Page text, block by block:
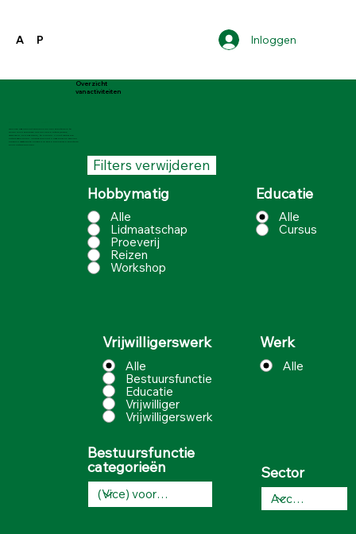
A P Inloggen
Overzicht
van activiteiten
Filters verwijderen
Op deze pagina kunt zoeken door een zoekterm in te
vullen in de zoekbalk of door op de filters (cursus,
vrijwilliger, en dergelijke) te klikken. U kunt meerdere
opties aanklikken. Vervolgens kunt u naar benden scrollen
om bij de vacatures te komen die bij de behorende zoekterm
en/of opties behoren.
Hobbymatig
Alle
Lidmaatschap
Proeverij
Reizen
Workshop
Educatie
Alle
Cursus
Vrijwilligerswerk
Alle
Bestuursfunctie
Educatie
Vrijwilliger
Vrijwilligerswerk
Werk
Alle
Bestuursfunctie
categorieën Sector